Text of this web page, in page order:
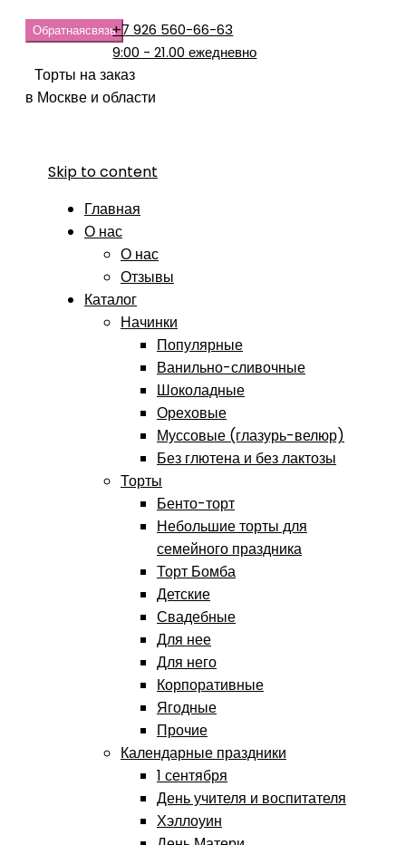
Обратнаясвязь+7 926 560-66-63
9:00 - 21.00 ежедневно
Торты на заказ
в Москве и области
Skip to content
Главная
О нас
О нас
Отзывы
Каталог
Начинки
Популярные
Ванильно-сливочные
Шоколадные
Ореховые
Муссовые (глазурь-велюр)
Без глютена и без лактозы
Торты
Бенто-торт
Небольшие торты для
семейного праздника
Торт Бомба
Детские
Свадебные
Для нее
Для него
Корпоративные
Ягодные
Прочие
Календарные праздники
1 сентября
День учителя и воспитателя
Хэллоуин